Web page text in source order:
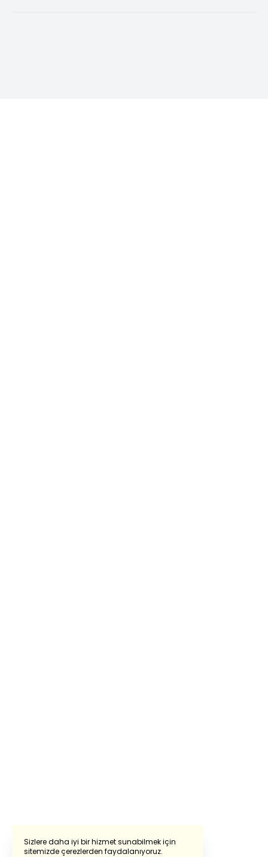
Sizlere daha iyi bir hizmet sunabilmek için
sitemizde çerezlerden faydalanıyoruz.